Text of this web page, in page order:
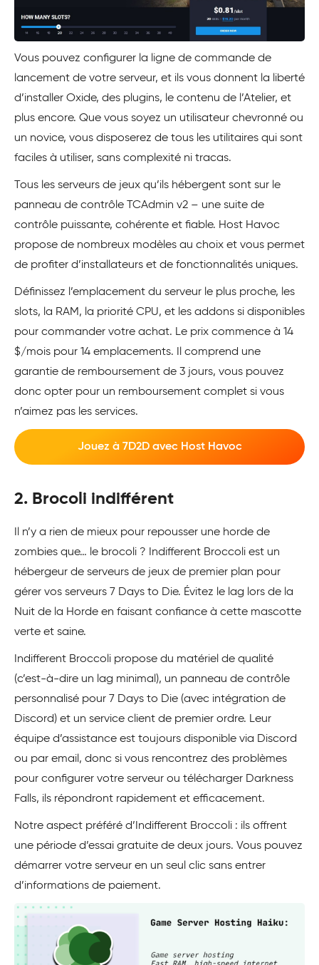
Vous pouvez configurer la ligne de commande de
lancement de votre serveur, et ils vous donnent la liberté
d’installer Oxide, des plugins, le contenu de l’Atelier, et
plus encore. Que vous soyez un utilisateur chevronné ou
un novice, vous disposerez de tous les utilitaires qui sont
faciles à utiliser, sans complexité ni tracas.
Tous les serveurs de jeux qu’ils hébergent sont sur le
panneau de contrôle TCAdmin v2 – une suite de
contrôle puissante, cohérente et fiable. Host Havoc
propose de nombreux modèles au choix et vous permet
de profiter d’installateurs et de fonctionnalités uniques.
Définissez l’emplacement du serveur le plus proche, les
slots, la RAM, la priorité CPU, et les addons si disponibles
pour commander votre achat. Le prix commence à 14
$/mois pour 14 emplacements. Il comprend une
garantie de remboursement de 3 jours, vous pouvez
donc opter pour un remboursement complet si vous
n’aimez pas les services.
Jouez à 7D2D avec Host Havoc
2. Brocoli indifférent
Il n’y a rien de mieux pour repousser une horde de
zombies que… le brocoli ? Indifferent Broccoli est un
hébergeur de serveurs de jeux de premier plan pour
gérer vos serveurs 7 Days to Die. Évitez le lag lors de la
Nuit de la Horde en faisant confiance à cette mascotte
verte et saine.
Indifferent Broccoli propose du matériel de qualité
(c’est-à-dire un lag minimal), un panneau de contrôle
personnalisé pour 7 Days to Die (avec intégration de
Discord) et un service client de premier ordre. Leur
équipe d’assistance est toujours disponible via Discord
ou par email, donc si vous rencontrez des problèmes
pour configurer votre serveur ou télécharger Darkness
Falls, ils répondront rapidement et efficacement.
Notre aspect préféré d’Indifferent Broccoli : ils offrent
une période d’essai gratuite de deux jours. Vous pouvez
démarrer votre serveur en un seul clic sans entrer
d’informations de paiement.